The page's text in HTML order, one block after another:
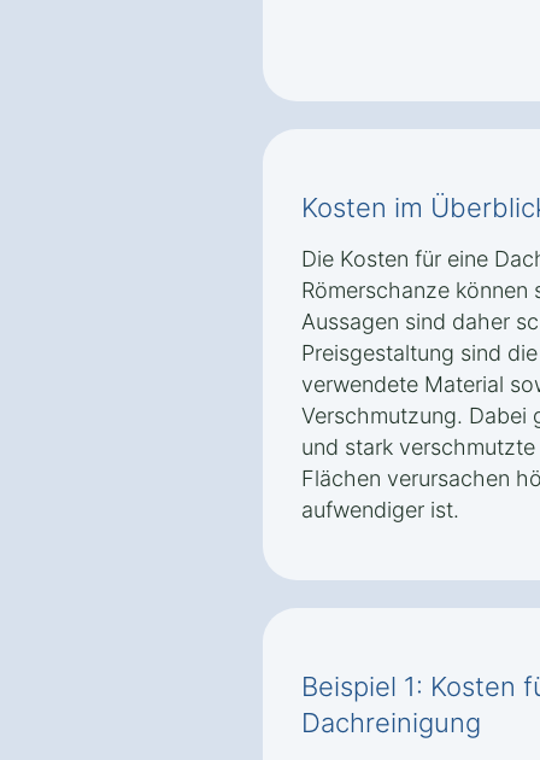
Kosten im
Die Kosten für eine
Römerschanze können
Aussagen sind daher
Preisgestaltung sind
verwendete Material
Verschmutzung. Dabei
und stark
Flächen verursachen
aufwendiger ist.
Beispiel 1: Kosten
Dachreinigung